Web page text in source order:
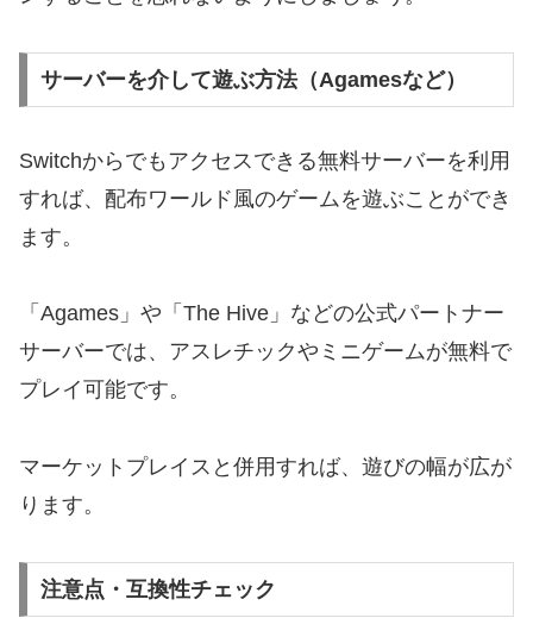
サーバーを介して遊ぶ方法（Agamesなど）
Switchからでもアクセスできる無料サーバーを利用
すれば、配布ワールド風のゲームを遊ぶことができ
ます。
「Agames」や「The Hive」などの公式パートナー
サーバーでは、アスレチックやミニゲームが無料で
プレイ可能です。
マーケットプレイスと併用すれば、遊びの幅が広が
ります。
注意点・互換性チェック